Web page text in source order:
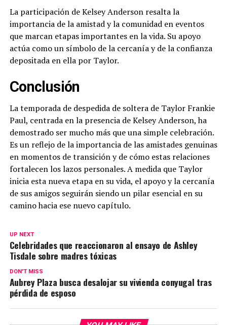
La participación de Kelsey Anderson resalta la
importancia de la amistad y la comunidad en eventos
que marcan etapas importantes en la vida. Su apoyo
actúa como un símbolo de la cercanía y de la confianza
depositada en ella por Taylor.
Conclusión
La temporada de despedida de soltera de Taylor Frankie
Paul, centrada en la presencia de Kelsey Anderson, ha
demostrado ser mucho más que una simple celebración.
Es un reflejo de la importancia de las amistades genuinas
en momentos de transición y de cómo estas relaciones
fortalecen los lazos personales. A medida que Taylor
inicia esta nueva etapa en su vida, el apoyo y la cercanía
de sus amigos seguirán siendo un pilar esencial en su
camino hacia ese nuevo capítulo.
UP NEXT
Celebridades que reaccionaron al ensayo de Ashley
Tisdale sobre madres tóxicas
DON'T MISS
Aubrey Plaza busca desalojar su vivienda conyugal tras
pérdida de esposo